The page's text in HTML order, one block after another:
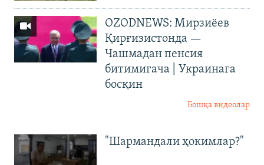
OZODNEWS: Мирзиёев
Қирғизистонда —
Чашмадан пенсия
битимигача | Украинага
босқин
Бошқа видеолар
"Шармандали ҳокимлар?"